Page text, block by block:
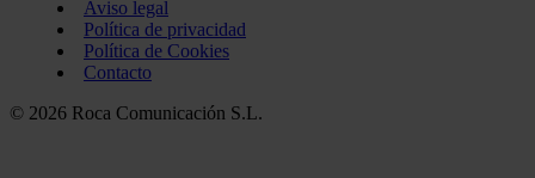
Aviso legal
Política de privacidad
Política de Cookies
Contacto
© 2026 Roca Comunicación S.L.